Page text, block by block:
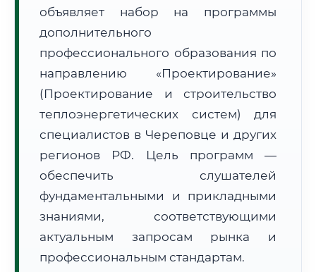
Формат учебы:
Расчет логистики оригиналов:
• Маршрут транзита:
• Экспресс-доставка СДЭК / Почтой:
4–6 рабочих дней
объявляет набор на программы
дополнительного
профессионального образования по
направлению «Проектирование»
(Проектирование и строительство
теплоэнергетических систем) для
специалистов в Череповце и других
регионов РФ. Цель программ —
обеспечить слушателей
фундаментальными и прикладными
знаниями, соответствующими
актуальным запросам рынка и
профессиональным стандартам.